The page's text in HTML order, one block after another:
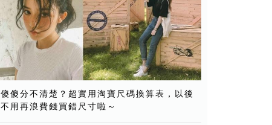
傻傻分不清楚？超實用淘寶尺碼換算表，以後
不用再浪費錢買錯尺寸啦～